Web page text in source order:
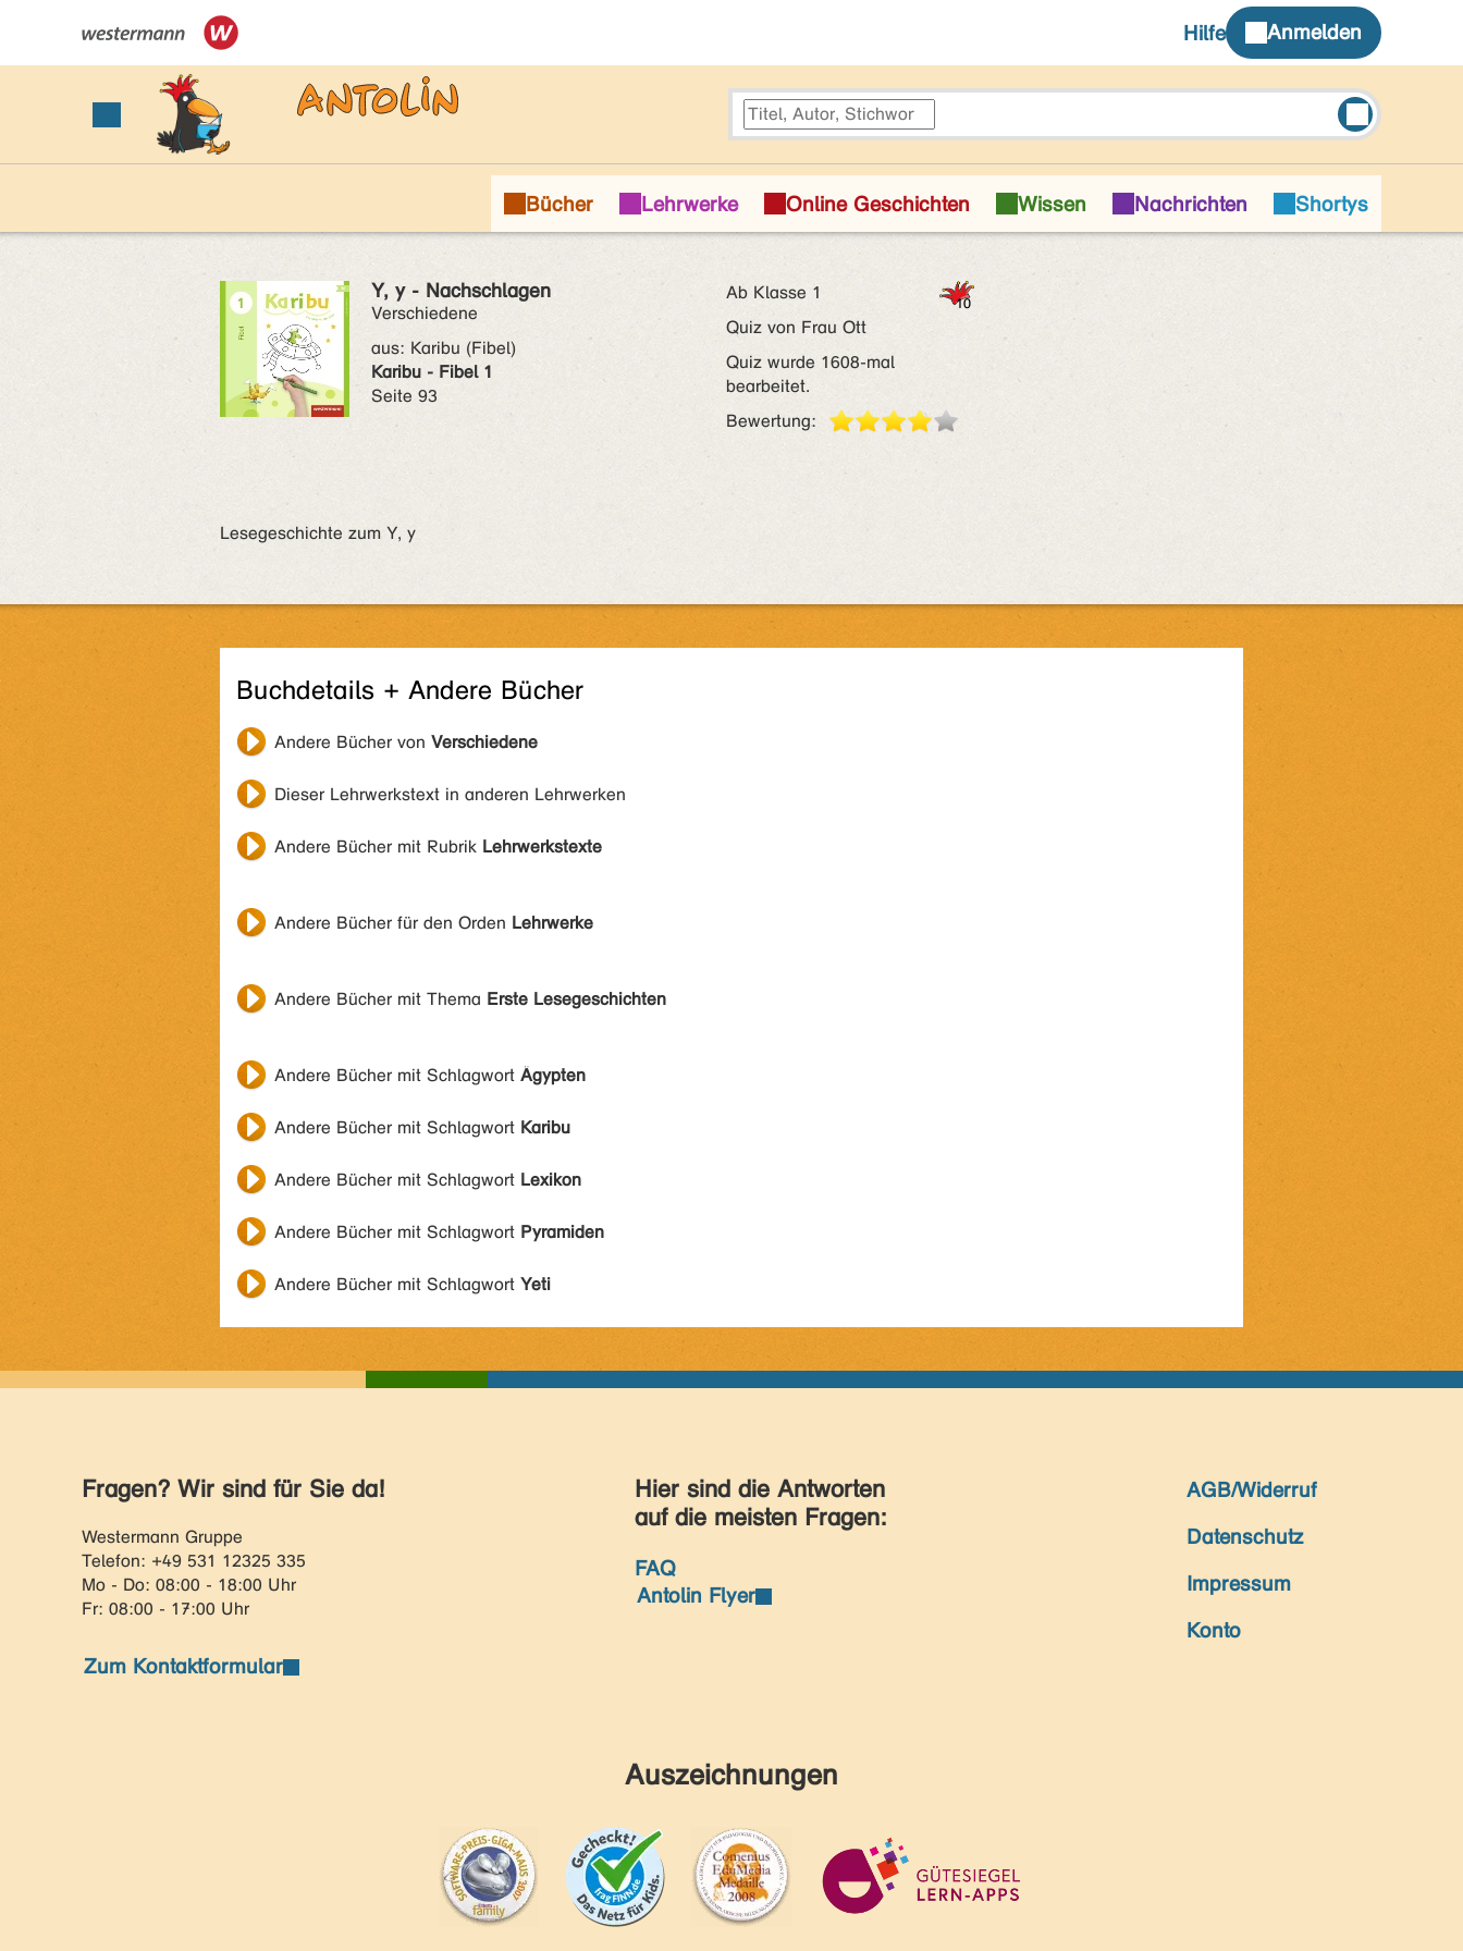
Y, y - Nachschlagen
Verschiedene
aus: Karibu (Fibel)
Karibu - Fibel 1
Seite 93
Ab Klasse 1
Quiz von Frau Ott
Quiz wurde 1608-mal
bearbeitet.
Bewertung:
Lesegeschichte zum Y, y
Buchdetails + Andere Bücher
Andere Bücher von Verschiedene
Dieser Lehrwerkstext in anderen Lehrwerken
Andere Bücher mit Rubrik Lehrwerkstexte
Andere Bücher für den Orden Lehrwerke
Andere Bücher mit Thema Erste Lesegeschichten
Andere Bücher mit Schlagwort Ägypten
Andere Bücher mit Schlagwort Karibu
Andere Bücher mit Schlagwort Lexikon
Andere Bücher mit Schlagwort Pyramiden
Andere Bücher mit Schlagwort Yeti